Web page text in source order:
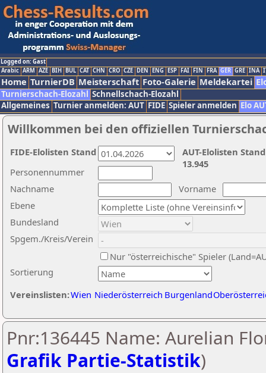
Logged on: Gast
Arabic ARM AZE BIH BUL CAT CHN CRO CZE DEN ENG ESP FAI FIN FRA GER GRE INA
Home TurnierDB Meisterschaft Foto-Galerie Meldekartei
Turnierschach-Elozahl Schnellschach-Elozahl
Allgemeines Turnier anmelden: AUT FIDE Spieler anmelden Elo
Willkommen bei den offiziellen
Nachname
Vorname
Ebene
Sortierung
Personennummer
Bundesland
Spgem./Kreis/Verein
Nur "österreichische" Spieler
Vereinslisten:Wien Niederösterreich Burgenland
AUT-Elolisten
13.945
FIDE-Elolisten Stand
Pnr:136445 Name: Aurelian
Grafik Partie-Statistik)